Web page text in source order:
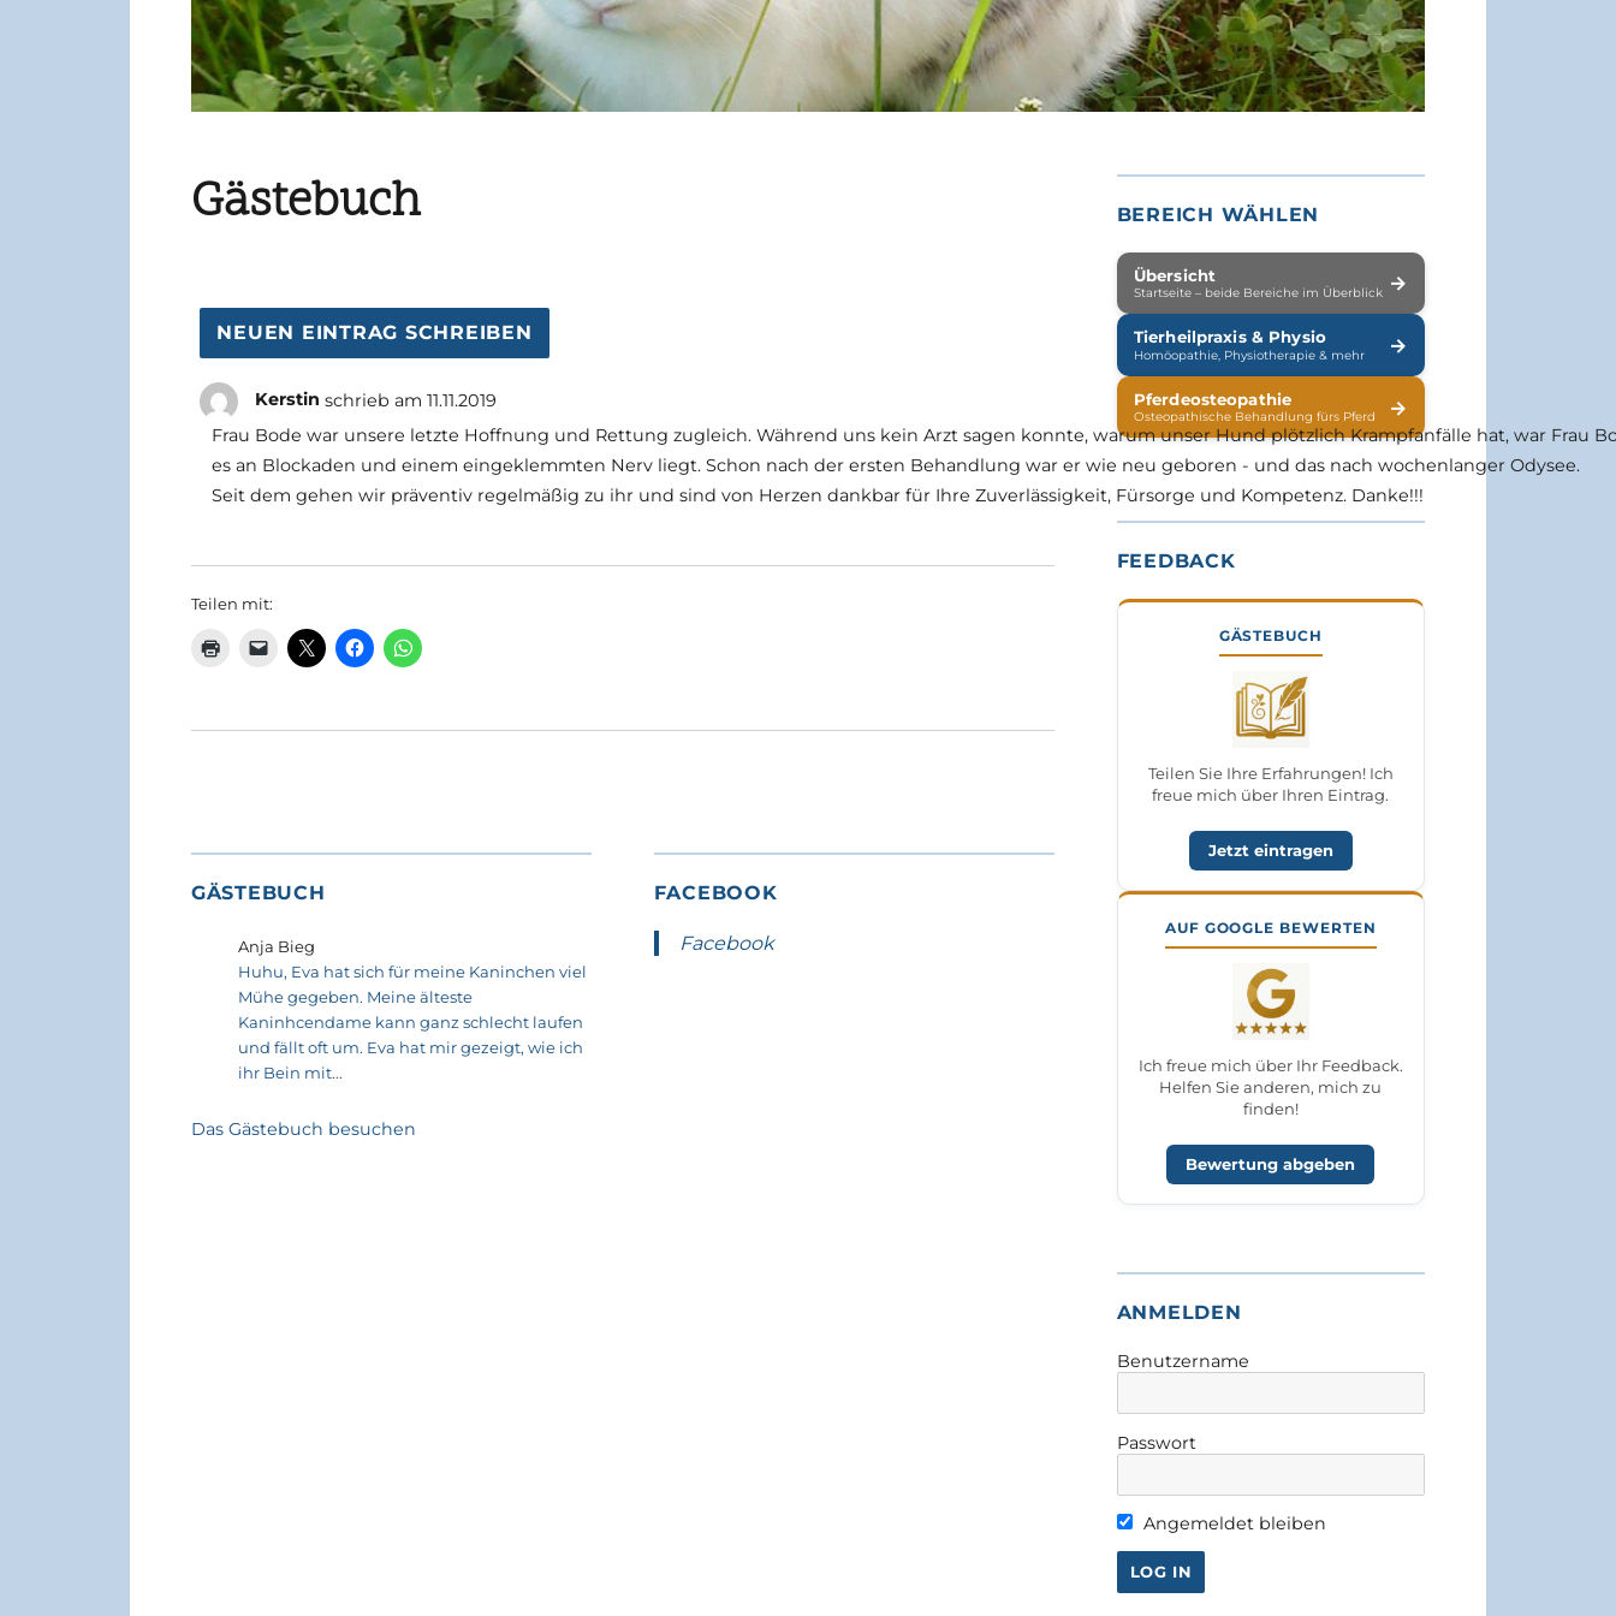
Gästebuch
Kerstinschrieb am 11.11.2019
Frau Bode war unsere letzte Hoffnung und Rettung zugleich. Während uns kein Arzt sagen konnte, warum unser Hund plötzlich Krampfanfälle hat, war Frau
es an Blockaden und einem eingeklemmten Nerv liegt. Schon nach der ersten Behandlung war er wie neu geboren - und das nach wochenlanger Odysee.
Seit dem gehen wir präventiv regelmäßig zu ihr und sind von Herzen dankbar für Ihre Zuverlässigkeit, Fürsorge und Kompetenz. Danke!!!
Teilen mit:
GÄSTEBUCH
Anja Bieg
Huhu, Eva hat sich für meine Kaninchen viel
Mühe gegeben. Meine älteste
Kaninhcendame kann ganz schlecht laufen
und fällt oft um. Eva hat mir gezeigt, wie ich
ihr Bein mit...
Das Gästebuch besuchen
FACEBOOK
Facebook
BEREICH WÄHLEN
Übersicht
Startseite – beide Bereiche im Überblick →
Tierheilpraxis & Physio
Homöopathie, Physiotherapie & mehr →
Pferdeosteopathie
Osteopathische Behandlung fürs Pferd →
FEEDBACK
GÄSTEBUCH
Teilen Sie Ihre Erfahrungen! Ich
freue mich über Ihren Eintrag.
Jetzt eintragen
AUF GOOGLE BEWERTEN
Ich freue mich über Ihr Feedback.
Helfen Sie anderen, mich zu
finden!
Bewertung abgeben
ANMELDEN
Benutzername
Passwort
Angemeldet bleiben